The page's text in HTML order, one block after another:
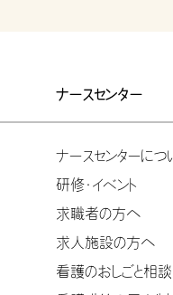
ナースセンター
ナースセンターにつ
研修・イベント
求職者の方へ
求人施設の方へ
看護のおしごと相談